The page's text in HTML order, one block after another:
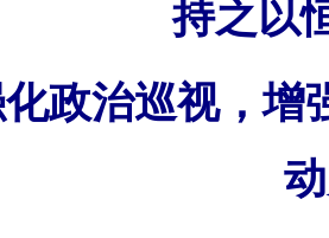
持之以
政治巡视，增